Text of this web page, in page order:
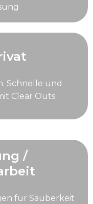
Schnelle und
Clear Outs
/
für Sauberkeit